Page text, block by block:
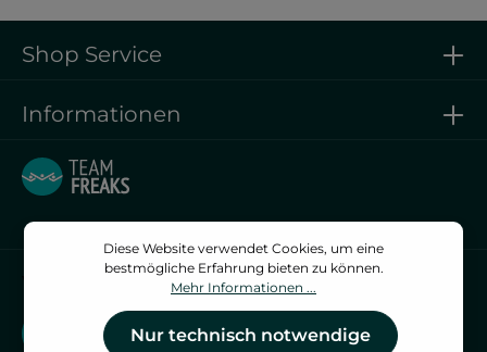
Vertrag widerrufen
Vertrag widerrufen
Shop Service
Informationen
Diese Website verwendet Cookies, um eine
bestmögliche Erfahrung bieten zu können.
Mehr Informationen ...
Nur technisch notwendige